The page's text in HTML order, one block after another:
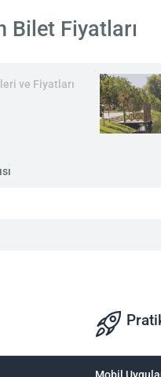
Bilet Fiyatları
ve Fiyatları